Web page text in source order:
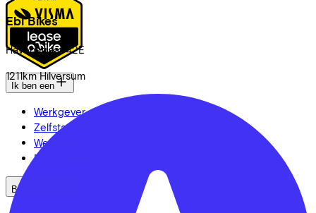
Ebi Bikes
Havenstraat 42E
1211km Hilversum
Ik ben een
Werkgever
Zelfstandige
Werknemer
Fietsenwinkel
Bekijk ook